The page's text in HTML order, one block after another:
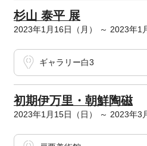
杉山 泰平 展
2023年1月16日（月） ～ 2023年1
ギャラリー白3
初期伊万里・朝鮮陶磁
2023年1月15日（日） ～ 2023年3